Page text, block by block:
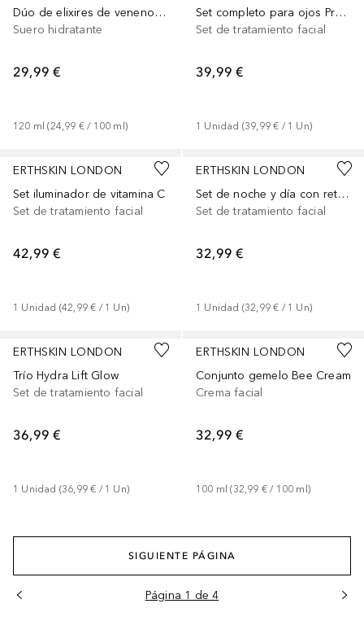
Dúo de elixires de veneno de abeja
Suero hidratante
29,99 €
120 ml (24,99 € / 100 ml )
Set completo para ojos Pro Retinol
Set de tratamiento facial
39,99 €
1 Unidad (39,99 € / 1 Un)
ERTHSKIN LONDON
Set iluminador de vitamina C
Set de tratamiento facial
42,99 €
1 Unidad (42,99 € / 1 Un)
ERTHSKIN LONDON
Set de noche y día con retinol + FPS 50
Set de tratamiento facial
32,99 €
1 Unidad (32,99 € / 1 Un)
ERTHSKIN LONDON
Trío Hydra Lift Glow
Set de tratamiento facial
36,99 €
1 Unidad (36,99 € / 1 Un)
ERTHSKIN LONDON
Conjunto gemelo Bee Cream
Crema facial
32,99 €
100 ml (32,99 € / 100 ml )
SIGUIENTE PÁGINA
Página 1 de 4